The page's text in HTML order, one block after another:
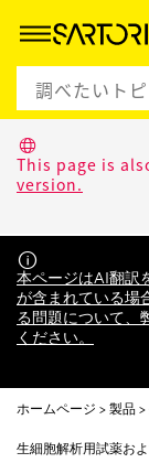
This page is
version.
本ページはAI翻訳
が含まれている場
る問題について、
ください。
ホームページ 製品
生細胞解析用試薬お